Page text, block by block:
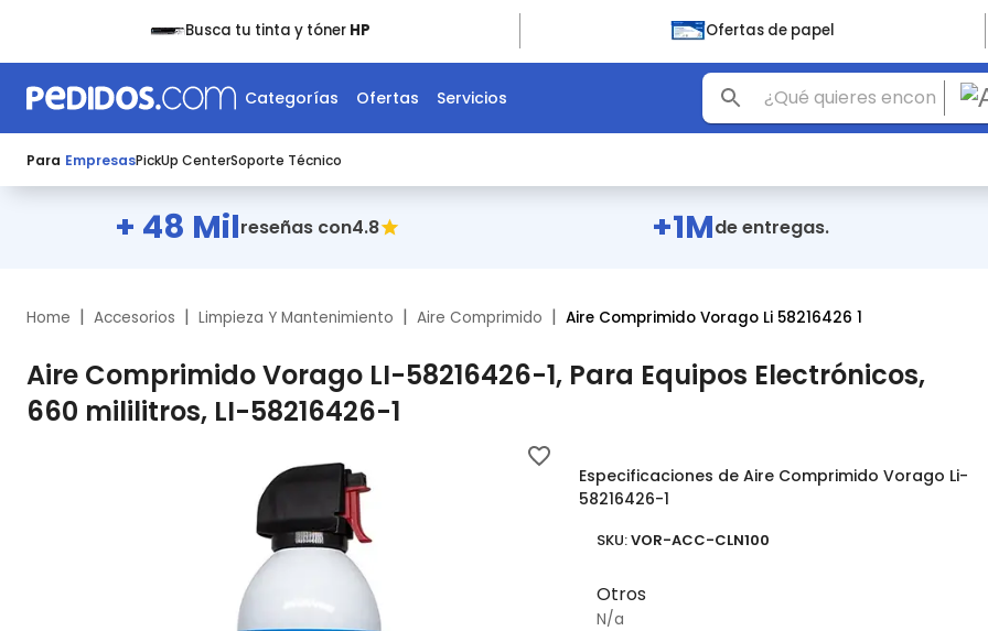
Busca tu tinta y tónerHP Ofertas de papel
Categorías Ofertas Servicios
Para EmpresasPickUp CenterSoporte Técnico
+ 48 Milreseñas con4.8 +1Mde entregas.
Home | Accesorios | Limpieza Y Mantenimiento | Aire Comprimido | Aire Comprimido Vorago Li 58216426 1
Aire Comprimido Vorago LI-58216426-1, Para Equipos Electrónicos,
660 mililitros, LI-58216426-1
Especificaciones de Aire Comprimido Vorago Li-
58216426-1
SKU:VOR-ACC-CLN100
Otros
N/a